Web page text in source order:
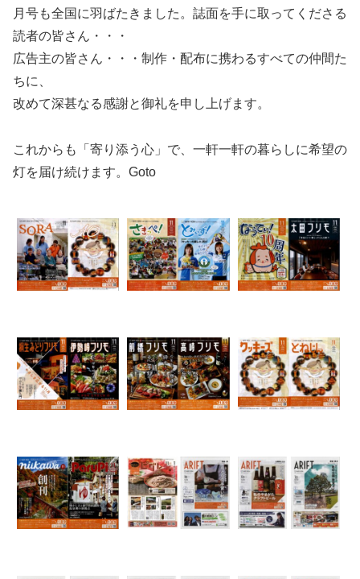
月号も全国に羽ばたきました。誌面を手に取ってくださる
読者の皆さん・・・
広告主の皆さん・・・制作・配布に携わるすべての仲間た
ちに、
改めて深甚なる感謝と御礼を申し上げます。
これからも「寄り添う心」で、一軒一軒の暮らしに希望の
灯を届け続けます。Goto